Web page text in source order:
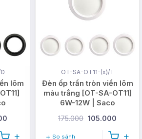
lõm
OT-SA-OT11-(x)/T
Đèn ốp trần tròn viền lõm
màu trắng [OT-SA-OT11]
6W-12W | Saco
175.000 105.000
So sánh